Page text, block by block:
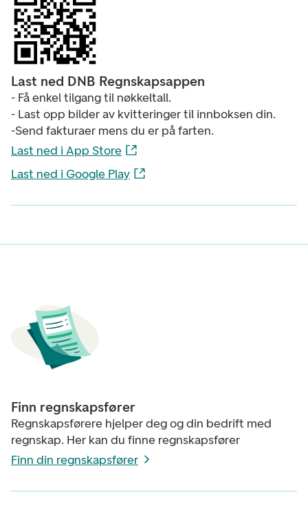
Last ned DNB Regnskapsappen
- Få enkel tilgang til nøkkeltall.
- Last opp bilder av kvitteringer til innboksen din.
-Send fakturaer mens du er på farten.
Last ned i App Store
Last ned i Google Play
Finn regnskapsfører
Regnskapsførere hjelper deg og din bedrift med
regnskap. Her kan du finne regnskapsfører
Finn din regnskapsfører